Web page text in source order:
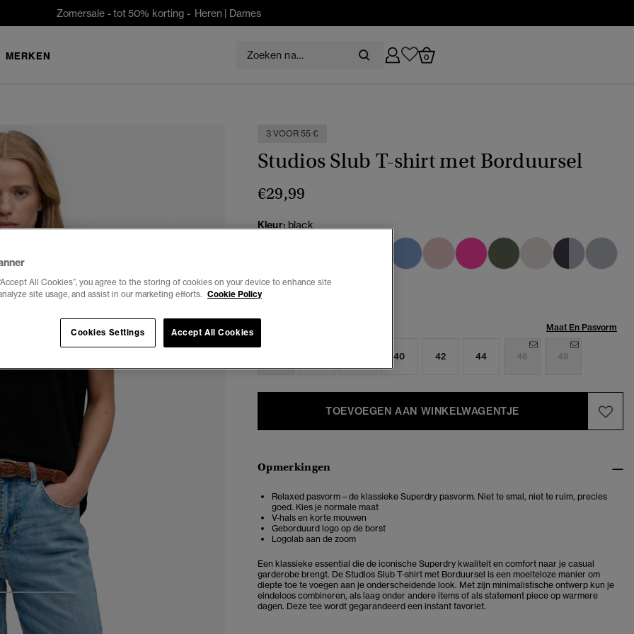
Zomersale - tot 50% korting - Heren | Dames
MERKEN 0
4
3 VOOR 55 €
Studios Slub T-shirt met Borduursel
€29,99
Kleur:black
Maat En Pasvorm
40 42 44 46 48
TOEVOEGEN AAN WINKELWAGENTJE
Opmerkingen
Relaxed pasvorm – de klassieke Superdry pasvorm. Niet te smal, niet te ruim, precies
goed. Kies je normale maat
V-hals en korte mouwen
Geborduurd logo op de borst
Logolab aan de zoom
Een klassieke essential die de iconische Superdry kwaliteit en comfort naar je casual
garderobe brengt. De Studios Slub T-shirt met Borduursel is een moeiteloze manier om
diepte toe te voegen aan je onderscheidende look. Met zijn minimalistische ontwerp kun je
eindeloos combineren, als laag onder andere items of als statement piece op warmere
dagen. Deze tee wordt gegarandeerd een instant favoriet.
All Cookies”, you agree to the storing of cookies on your device to enhance site
site usage, and assist in our marketing efforts. Cookie Policy
Cookies Settings Accept All Cookies